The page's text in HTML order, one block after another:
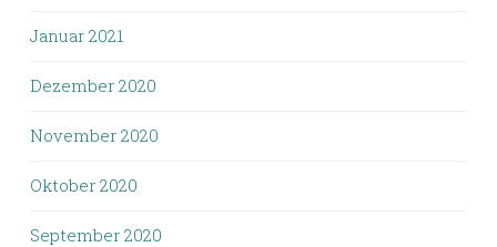
Januar 2021
Dezember 2020
November 2020
Oktober 2020
September 2020